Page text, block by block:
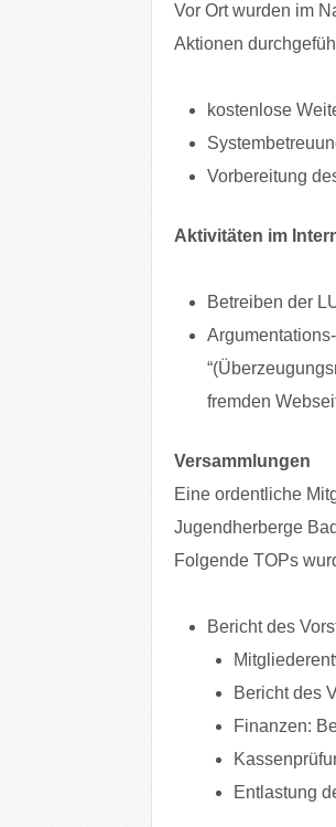
Vor Ort wurden im
Aktionen
kostenlose
Vorbereitung
Aktivitäten im
Betreiben der
fremden
Versammlungen
Eine ordentliche
Jugendherberge
Folgende TOPs
Bericht des
Bericht des
Finanzen:
Entlastung